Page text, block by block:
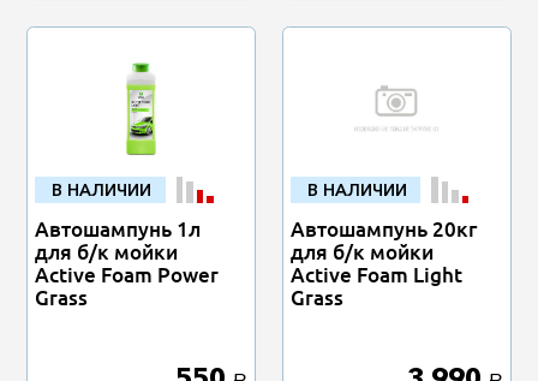
В НАЛИЧИИ
Автошампунь 1л
для б/к мойки
Active Foam Power
Grass
В НАЛИЧИИ
Автошампунь 20кг
для б/к мойки
Active Foam Light
Grass